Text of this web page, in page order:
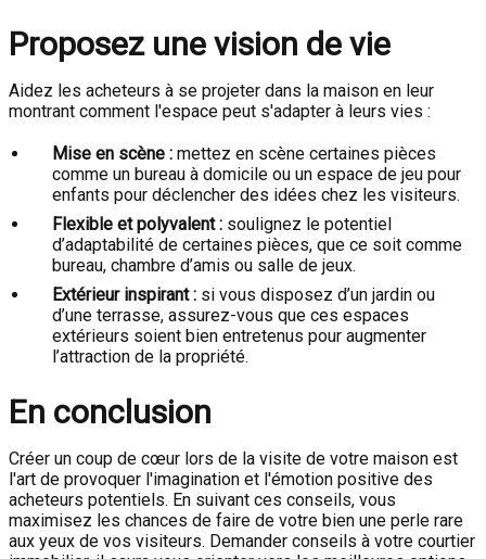
Proposez une vision de vie
Aidez les acheteurs à se projeter dans la maison en leur
montrant comment l'espace peut s'adapter à leurs vies :
Mise en scène : mettez en scène certaines pièces
comme un bureau à domicile ou un espace de jeu pour
enfants pour déclencher des idées chez les visiteurs.
Flexible et polyvalent : soulignez le potentiel
d’adaptabilité de certaines pièces, que ce soit comme
bureau, chambre d’amis ou salle de jeux.
Extérieur inspirant : si vous disposez d’un jardin ou
d’une terrasse, assurez-vous que ces espaces
extérieurs soient bien entretenus pour augmenter
l’attraction de la propriété.
En conclusion
Créer un coup de cœur lors de la visite de votre maison est
l'art de provoquer l'imagination et l'émotion positive des
acheteurs potentiels. En suivant ces conseils, vous
maximisez les chances de faire de votre bien une perle rare
aux yeux de vos visiteurs. Demander conseils à votre courtier